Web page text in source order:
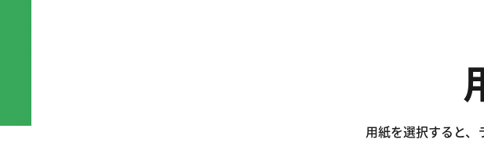
用紙を選択すると